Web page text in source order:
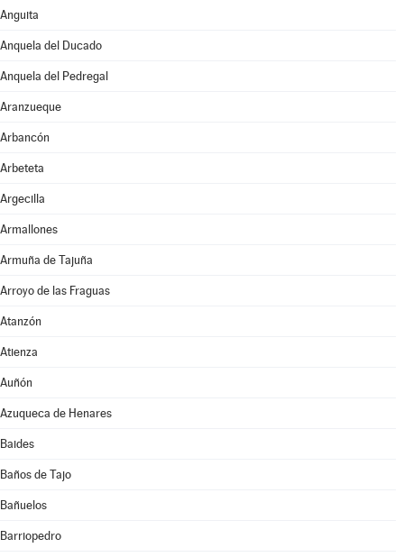
Anguita
Anquela del Ducado
Anquela del Pedregal
Aranzueque
Arbancón
Arbeteta
Argecilla
Armallones
Armuña de Tajuña
Arroyo de las Fraguas
Atanzón
Atienza
Auñón
Azuqueca de Henares
Baides
Baños de Tajo
Bañuelos
Barriopedro